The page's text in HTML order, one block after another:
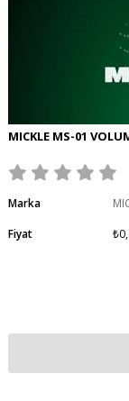
MICKLE MS-01
Marka
Fiyat